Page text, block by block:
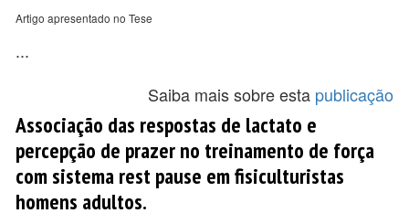
Artigo apresentado no Tese
...
Saiba mais sobre esta publicação
Associação das respostas de lactato e
percepção de prazer no treinamento de força
com sistema rest pause em fisiculturistas
homens adultos.